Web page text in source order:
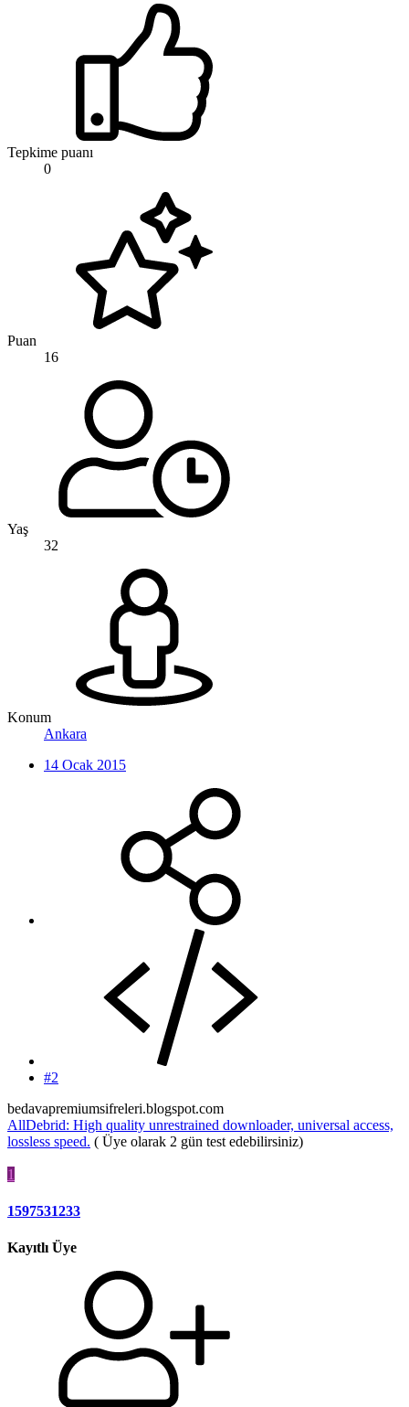
Tepkime puanı
0
Puan
16
Yaş
32
Konum
Ankara
14 Ocak 2015
#2
bedavapremiumsifreleri.blogspot.com
AllDebrid: High quality unrestrained downloader, universal access,
lossless speed. ( Üye olarak 2 gün test edebilirsiniz)
1
1597531233
Kayıtlı Üye